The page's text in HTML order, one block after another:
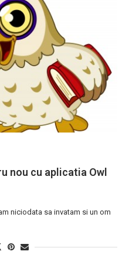
nou cu aplicatia Owl
niciodata sa invatam si un om